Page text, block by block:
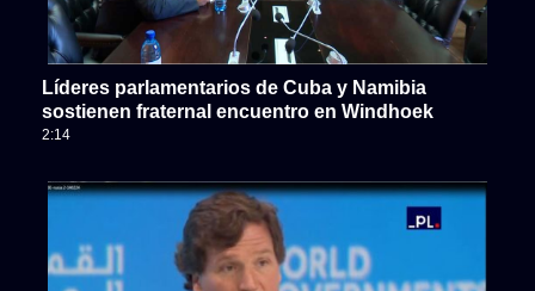
Líderes parlamentarios de Cuba y Namibia
sostienen fraternal encuentro en Windhoek
2:14